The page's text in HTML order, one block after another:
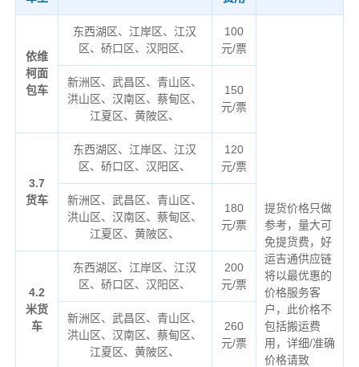
依维
柯面
包车
东西湖区、江岸区、江汉
区、硚口区、汉阳区、
100
元/票
提货价格只做
参考，量大可
免提货费，好
运吉通供应链
将以最优惠的
价格服务客
户，此价格不
包括搬运费
用，详细/准确
价格请致
新洲区、武昌区、青山区、
洪山区、汉南区、蔡甸区、
江夏区、黄陂区、
150
元/票
3.7
货车
东西湖区、江岸区、江汉
区、硚口区、汉阳区、
120
元/票
新洲区、武昌区、青山区、
洪山区、汉南区、蔡甸区、
江夏区、黄陂区、
180
元/票
4.2
米货
车
东西湖区、江岸区、江汉
区、硚口区、汉阳区、
200
元/票
新洲区、武昌区、青山区、
洪山区、汉南区、蔡甸区、
江夏区、黄陂区、
260
元/票